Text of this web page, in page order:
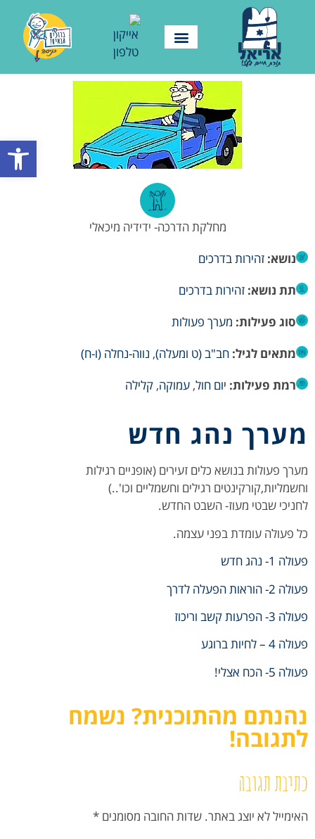
פתח
מחלקת הדרכה- ידידיה מיכאלי
נושא: זהירות בדרכים
תת נושא: זהירות בדרכים
סוג פעילות: מערך פעולות
מתאים לגיל: חב"ב (ט ומעלה), נווה-נחלה (ו-ח)
רמת פעילות: יום חול, עמוקה, קלילה
מערך נהג חדש
מערך פעולות בנושא כלים זעירים (אופניים רגילות
וחשמליות,קורקינטים רגילים וחשמליים וכו'..)
לחניכי שבטי מעוז- השבט החדש.
כל פעולה עומדת בפני עצמה.
פעולה 1- נהג חדש
פעולה 2- הוראות הפעלה לדרך
פעולה 3- הפרעות קשב וריכוז
פעולה 4 – לחיות ברוגע
פעולה 5- הכח אצלי!
נהנתם מהתוכנית? נשמח
לתגובה!
כתיבת תגובה
האימייל לא יוצג באתר. שדות החובה מסומנים *